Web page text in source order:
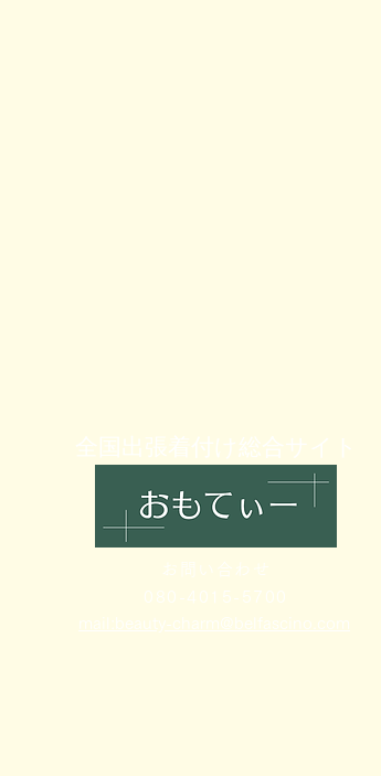
全国出張着付け総合サイト​
お問い合わせ
080-4015-5700
mail:beauty-charm@belfascino.com